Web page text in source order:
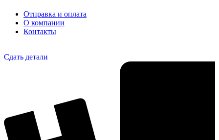
Отправка и оплата
О компании
Контакты
Сдать детали